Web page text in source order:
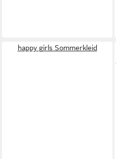
happy girls Sommerkleid